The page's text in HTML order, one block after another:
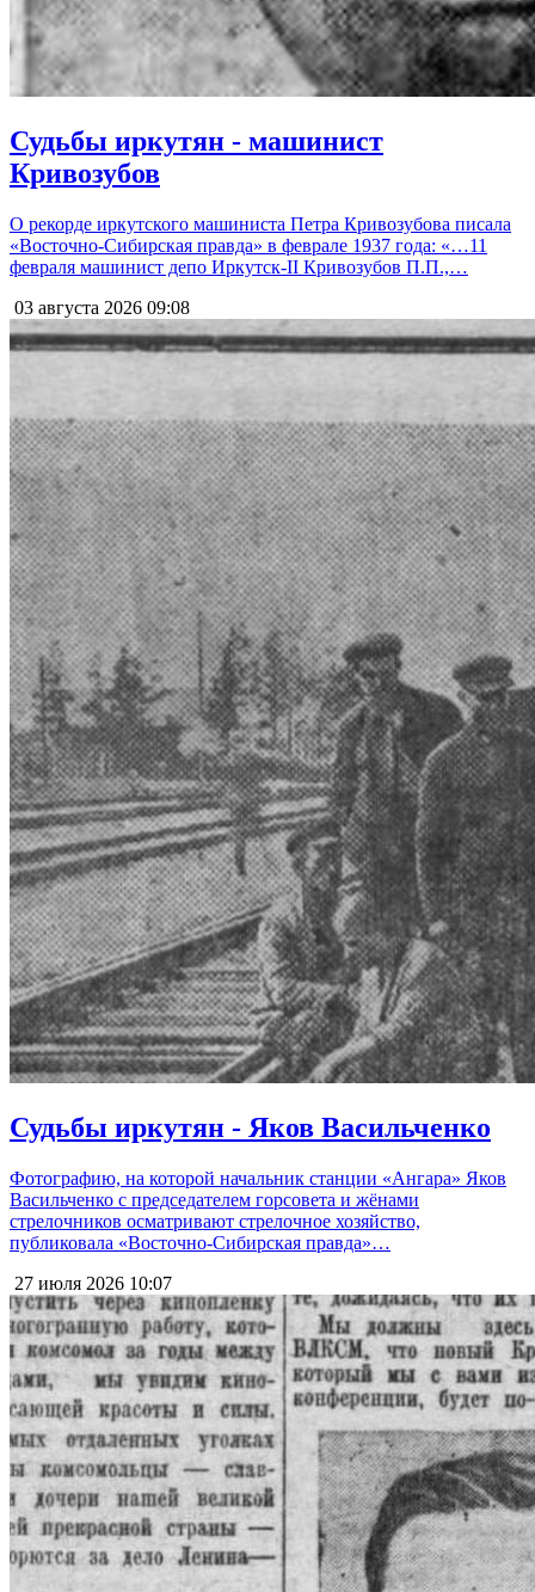
Судьбы иркутян - машинист
Кривозубов
О рекорде иркутского машиниста Петра Кривозубова писала
«Восточно-Сибирская правда» в феврале 1937 года: «…11
февраля машинист депо Иркутск-II Кривозубов П.П.,…
03 августа 2026 09:08
Судьбы иркутян - Яков Васильченко
Фотографию, на которой начальник станции «Ангара» Яков
Васильченко с председателем горсовета и жёнами
стрелочников осматривают стрелочное хозяйство,
публиковала «Восточно-Сибирская правда»…
27 июля 2026 10:07